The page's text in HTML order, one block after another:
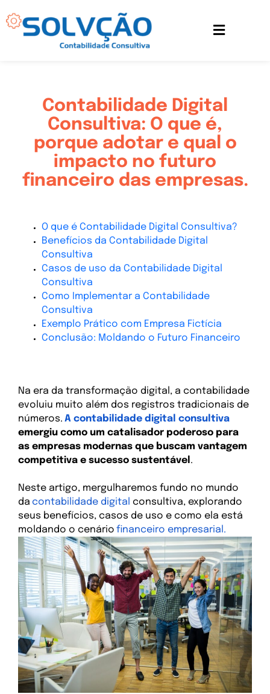
para
Contabilidade Digital
Consultiva: O que é,
porque adotar e qual o
impacto no futuro
financeiro das empresas.
O que é Contabilidade Digital Consultiva?
Benefícios da Contabilidade Digital
Consultiva
Casos de uso da Contabilidade Digital
Consultiva
Como Implementar a Contabilidade
Consultiva
Exemplo Prático com Empresa Fictícia
Conclusão: Moldando o Futuro Financeiro
Na era da transformação digital, a contabilidade
evoluiu muito além dos registros tradicionais de
números. A contabilidade digital consultiva
emergiu como um catalisador poderoso para
as empresas modernas que buscam vantagem
competitiva e sucesso sustentável .
Neste artigo, mergulharemos fundo no mundo
da contabilidade digital consultiva, explorando
seus benefícios, casos de uso e como ela está
moldando o cenário financeiro empresarial.